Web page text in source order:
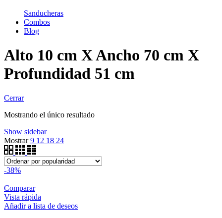
Sanducheras
Combos
Blog
Alto 10 cm X Ancho 70 cm X
Profundidad 51 cm
Cerrar
Mostrando el único resultado
Show sidebar
Mostrar9 12 18 24
-38%
Comparar
Vista rápida
Añadir a lista de deseos